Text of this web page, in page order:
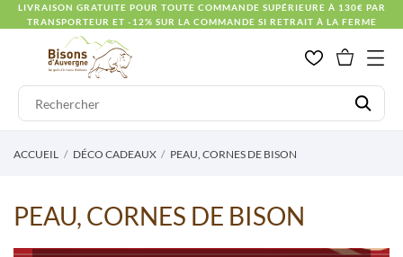
LIVRAISON GRATUITE POUR TOUTE COMMANDE SUPÉRIEURE À 130€ PAR
TRANSPORTEUR ET -12% SUR LA COMMANDE SI RETRAIT À LA FERME
ACCUEIL DÉCO CADEAUX PEAU, CORNES DE BISON
PEAU, CORNES DE BISON